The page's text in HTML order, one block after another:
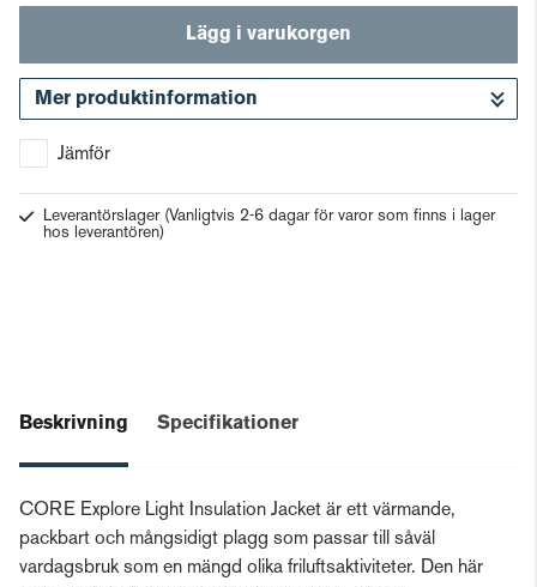
Lägg i varukorgen
Mer produktinformation
Jämför
Leverantörslager (Vanligtvis 2-6 dagar för varor som finns i lager
hos leverantören)
Beskrivning Specifikationer
CORE Explore Light Insulation Jacket är ett värmande,
packbart och mångsidigt plagg som passar till såväl
vardagsbruk som en mängd olika friluftsaktiviteter. Den här